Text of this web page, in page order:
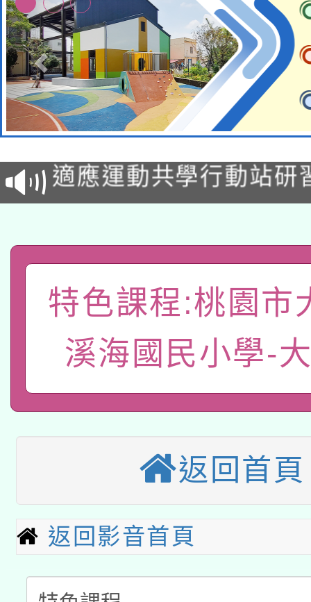
本校115學年度第2次
招甄選結果公告(無人
招)
適應運動共學行動站研
本館辦理115年度閱讀
暨閱讀推動專業研習
A3數位素養講師名單
「數位內容與教學軟體
pilot」
有關大陸委員會函釋公
轉知經濟部水利署委託
業技術研究院辦理「
用水績優單位及節水達
115年8月22日(星期六
桃園市孔廟祈福系列
開 智慧啟航」
本校115學年度第2次
招甄選結果公告(無人
招)
適應運動共學行動站研
本館辦理115年度閱讀
暨閱讀推動專業研習
科技賦能─人工智慧
特色課程:桃園市
溪海國民小學-
返回首頁
返回影音首頁